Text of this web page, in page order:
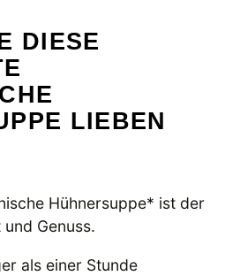
DIESE
LIEBEN
Hühnersuppe* ist der
Genuss.
als einer Stunde